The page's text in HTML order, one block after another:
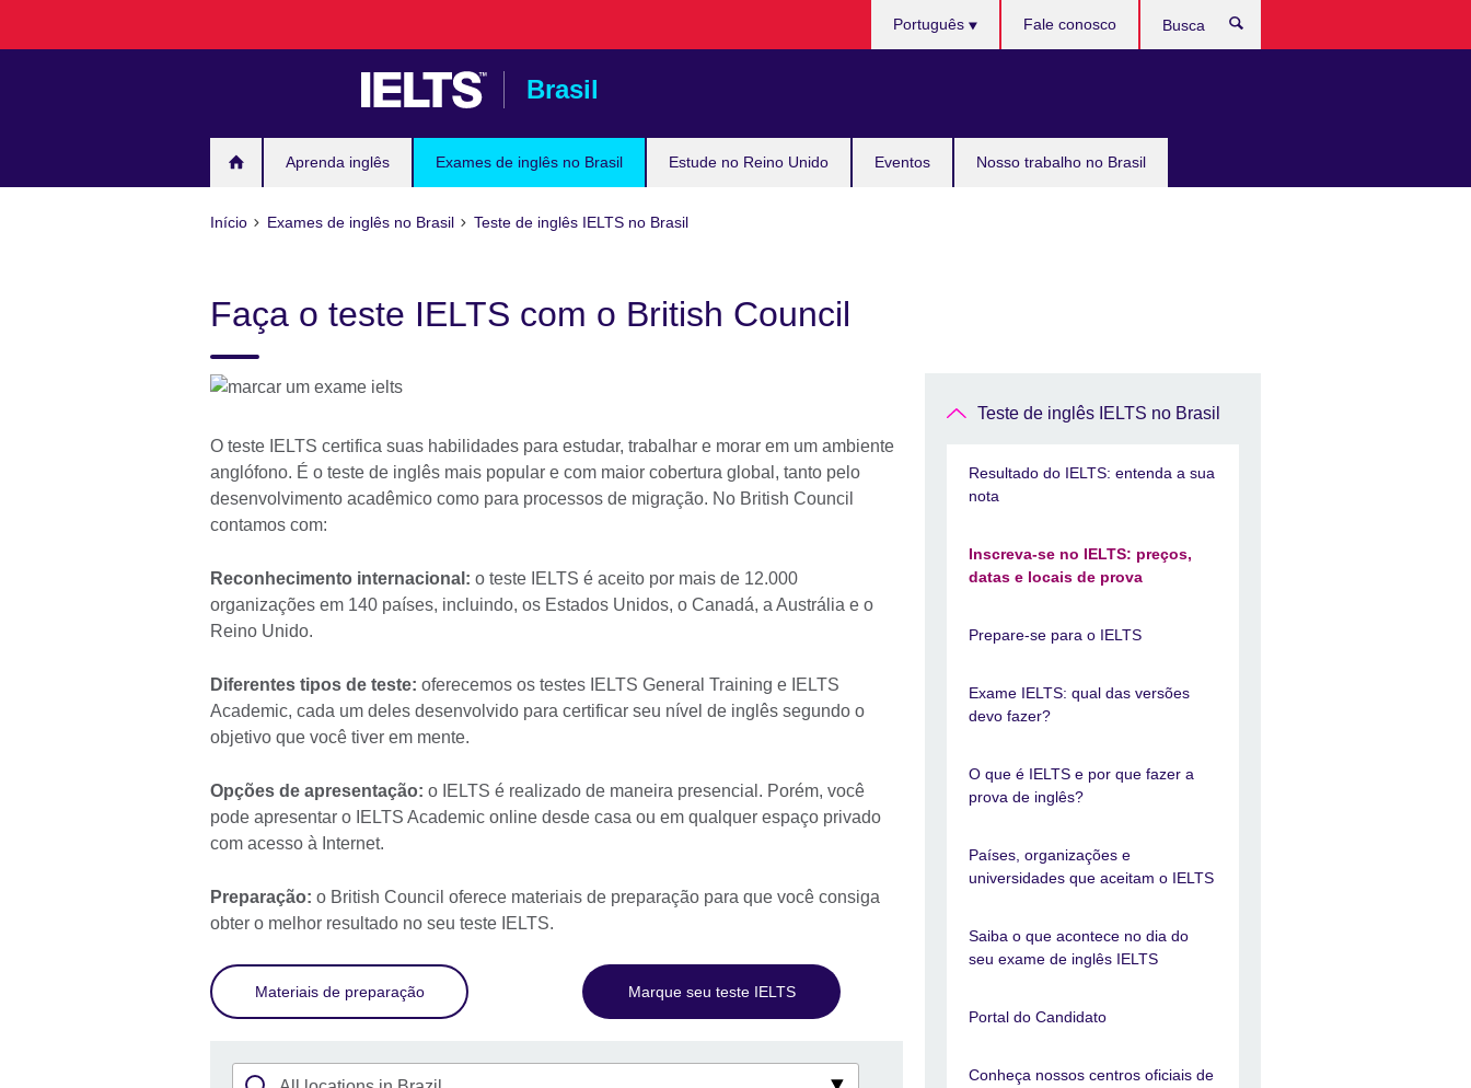
Brasil
Aprenda inglês Exames de inglês no Brasil Estude no Reino Unido Eventos Nosso trabalho no Brasil
Português Fale conosco
Início Exames de inglês no Brasil Teste de inglês IELTS no Brasil
Faça o teste IELTS com o British Council
O teste IELTS certifica suas habilidades para estudar, trabalhar e morar em um ambiente
anglófono. É o teste de inglês mais popular e com maior cobertura global, tanto pelo
desenvolvimento acadêmico como para processos de migração. No British Council
contamos com:
Reconhecimento internacional: o teste IELTS é aceito por mais de 12.000
organizações em 140 países, incluindo, os Estados Unidos, o Canadá, a Austrália e o
Reino Unido.
Diferentes tipos de teste: oferecemos os testes IELTS General Training e IELTS
Academic, cada um deles desenvolvido para certificar seu nível de inglês segundo o
objetivo que você tiver em mente.
Opções de apresentação: o IELTS é realizado de maneira presencial. Porém, você
pode apresentar o IELTS Academic online desde casa ou em qualquer espaço privado
com acesso à Internet.
Preparação: o British Council oferece materiais de preparação para que você consiga
obter o melhor resultado no seu teste IELTS.
Materiais de preparação Marque seu teste IELTS
Teste de inglês IELTS no Brasil
Resultado do IELTS: entenda a sua
nota
Inscreva-se no IELTS: preços,
datas e locais de prova
Prepare-se para o IELTS
Exame IELTS: qual das versões
devo fazer?
O que é IELTS e por que fazer a
prova de inglês?
Países, organizações e
universidades que aceitam o IELTS
Saiba o que acontece no dia do
seu exame de inglês IELTS
Portal do Candidato
Conheça nossos centros oficiais de